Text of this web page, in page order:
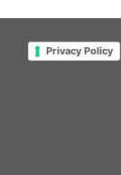
Privacy Policy